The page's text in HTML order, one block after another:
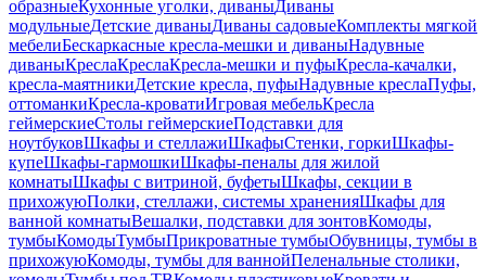
образныеКухонные уголки, диваныДиваны
модульныеДетские диваныДиваны садовыеКомплекты мягкой
мебелиБескаркасные кресла-мешки и диваныНадувные
диваныКреслаКреслаКресла-мешки и пуфыКресла-качалки,
кресла-маятникиДетские кресла, пуфыНадувные креслаПуфы,
оттоманкиКресла-кроватиИгровая мебельКресла
геймерскиеСтолы геймерскиеПодставки для
ноутбуковШкафы и стеллажиШкафыСтенки, горкиШкафы-
купеШкафы-гармошкиШкафы-пеналы для жилой
комнатыШкафы с витриной, буфетыШкафы, секции в
прихожуюПолки, стеллажи, системы храненияШкафы для
ванной комнатыВешалки, подставки для зонтовКомоды,
тумбыКомодыТумбыПрикроватные тумбыОбувницы, тумбы в
прихожуюКомоды, тумбы для ваннойПеленальные столики,